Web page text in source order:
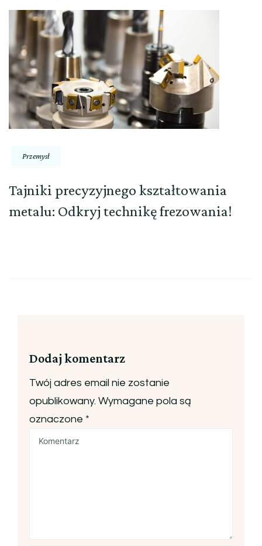
Przemysł
Tajniki precyzyjnego kształtowania
metalu: Odkryj technikę frezowania!
Dodaj komentarz
Twój adres email nie zostanie
opublikowany. Wymagane pola są
oznaczone *